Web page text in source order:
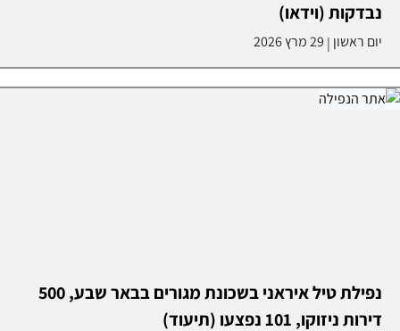
נבדקות (וידאו)
יום ראשון | 29 מרץ 2026
נפילת טיל איראני בשכונת מגורים בבאר שבע, 500
דירות ניזוקו, 101 נפצעו (תיעוד)